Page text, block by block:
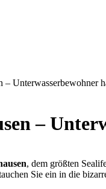
– Unterwasserbewohner
–
, dem größten
Sie ein in die